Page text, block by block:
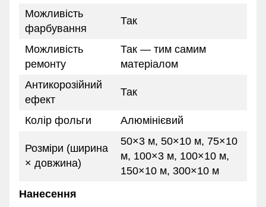
Можливість
фарбування
Так
Можливість
ремонту
Так — тим самим
матеріалом
Антикорозійний
ефект
Так
Колір фольги Алюмінієвий
Розміри (ширина
× довжина)
50×3 м, 50×10 м, 75×10
м, 100×3 м, 100×10 м,
150×10 м, 300×10 м
Нанесення